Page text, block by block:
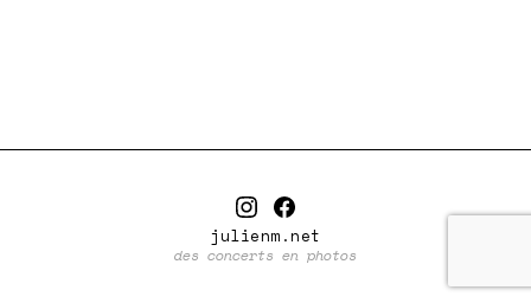
julienm.net
des concerts en photos